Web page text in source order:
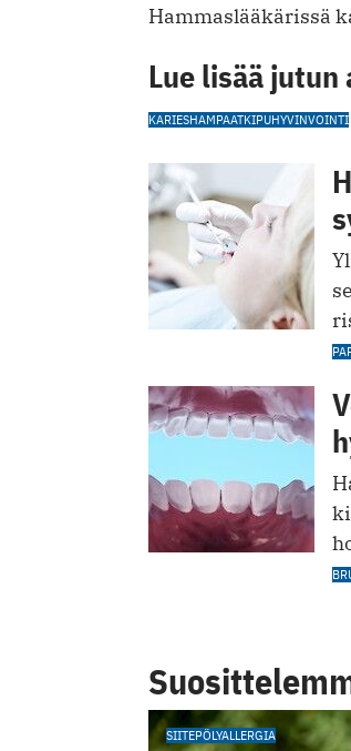
Hammaslääkärissä
Lue lisää jutun
KARIESHAMPAATKIPUHYVINVOINTI
SIITEPÖLYALLERGIA